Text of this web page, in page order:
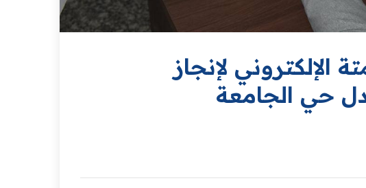
الإلكتروني لإنجاز
حي الجامعة